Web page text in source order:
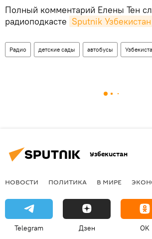
Полный комментарий Елены Тен
радиоподкасте Sputnik Узбекистан
Радио детские сады автобусы
Узбекистан
НОВОСТИ ПОЛИТИКА В МИРЕ
Telegram Дзен OK